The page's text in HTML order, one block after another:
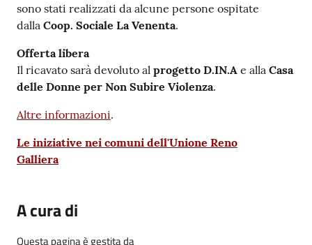
sono stati realizzati da alcune persone ospitate
dalla Coop. Sociale La Venenta.
Offerta libera
Il ricavato sarà devoluto al progetto D.IN.A e alla Casa
delle Donne per Non Subire Violenza.
Altre informazioni.
Le iniziative nei comuni dell'Unione Reno
Galliera
A cura di
Questa pagina è gestita da